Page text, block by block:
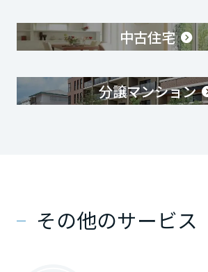
中古住宅
分譲マンション
その他のサービス